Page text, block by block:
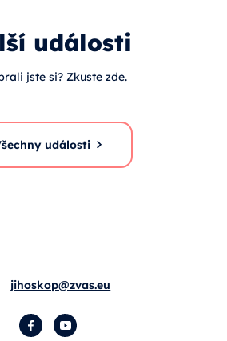
události
jste si? Zkuste zde.
události
jihoskop@zvas.eu
FacebookYouTube